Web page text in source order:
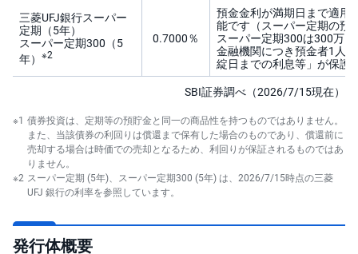
三菱UFJ銀行スーパー
定期（5年）
スーパー定期300（5
年） ※2
0.7000％
預金金利が満期日まで適用
能です（スーパー定期の預
スーパー定期300は300万
金融機関につき預金者1人
綻日までの利息等」が保護
SBI証券調べ（2026/7/15現在）
※1 債券投資は、定期等の預貯金と同一の商品性を持つものではありません。
また、当該債券の利回りは償還まで保有した場合のものであり、償還前に
売却する場合は時価での売却となるため、利回りが保証されるものではあ
りません。
※2 スーパー定期 (5年)、スーパー定期300 (5年) は、2026/7/15時点の三菱
UFJ 銀行の利率を参照しています。
発行体概要